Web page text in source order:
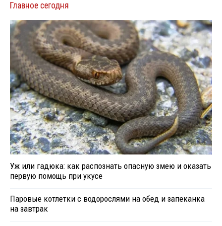
Главное сегодня
Уж или гадюка: как распознать опасную змею и оказать
первую помощь при укусе
Паровые котлетки с водорослями на обед и запеканка
на завтрак